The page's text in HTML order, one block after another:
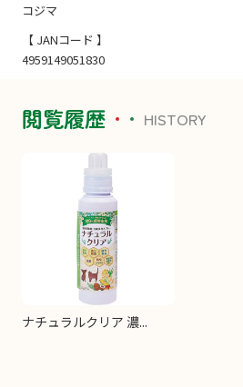
コジマ
【 JANコード 】
4959149051830
閲覧履歴 HISTORY
ナチュラルクリア 濃...